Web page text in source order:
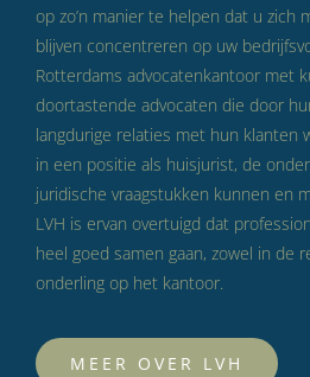
op zo’n manier te helpen dat u
blijven concentreren op uw
Rotterdams advocatenkantoor met
doortastende advocaten die door
langdurige relaties met hun klanten
in een positie als huisjurist, de
juridische vraagstukken kunnen en
LVH is ervan overtuigd dat
heel goed samen gaan, zowel in de
onderling op het kantoor.
MEER OVER LVH